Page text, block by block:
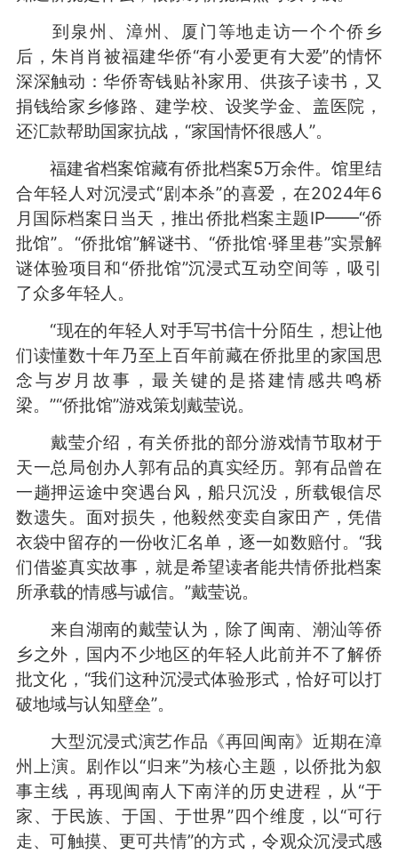
到泉州、漳州、厦门等地走访一个个侨乡
后，朱肖肖被福建华侨“有小爱更有大爱”的情怀
深深触动：华侨寄钱贴补家用、供孩子读书，又
捐钱给家乡修路、建学校、设奖学金、盖医院，
还汇款帮助国家抗战，“家国情怀很感人”。
福建省档案馆藏有侨批档案5万余件。馆里结
合年轻人对沉浸式“剧本杀”的喜爱，在2024年6
月国际档案日当天，推出侨批档案主题IP——“侨
批馆”。“侨批馆”解谜书、“侨批馆·驿里巷”实景解
谜体验项目和“侨批馆”沉浸式互动空间等，吸引
了众多年轻人。
“现在的年轻人对手写书信十分陌生，想让他
们读懂数十年乃至上百年前藏在侨批里的家国思
念与岁月故事，最关键的是搭建情感共鸣桥
梁。”“侨批馆”游戏策划戴莹说。
戴莹介绍，有关侨批的部分游戏情节取材于
天一总局创办人郭有品的真实经历。郭有品曾在
一趟押运途中突遇台风，船只沉没，所载银信尽
数遗失。面对损失，他毅然变卖自家田产，凭借
衣袋中留存的一份收汇名单，逐一如数赔付。“我
们借鉴真实故事，就是希望读者能共情侨批档案
所承载的情感与诚信。”戴莹说。
来自湖南的戴莹认为，除了闽南、潮汕等侨
乡之外，国内不少地区的年轻人此前并不了解侨
批文化，“我们这种沉浸式体验形式，恰好可以打
破地域与认知壁垒”。
大型沉浸式演艺作品《再回闽南》近期在漳
州上演。剧作以“归来”为核心主题，以侨批为叙
事主线，再现闽南人下南洋的历史进程，从“于
家、于民族、于国、于世界”四个维度，以“可行
走、可触摸、更可共情”的方式，令观众沉浸式感